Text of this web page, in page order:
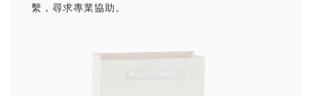
繫，尋求專業協助。